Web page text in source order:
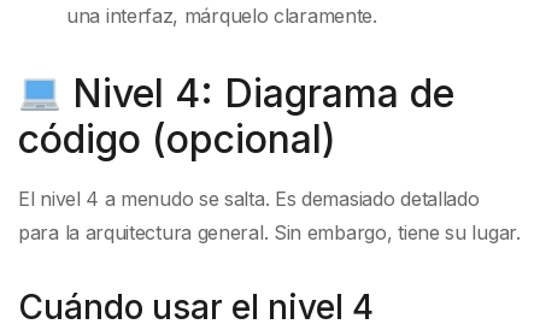
una interfaz, márquelo claramente.
Nivel 4: Diagrama de
código (opcional)
El nivel 4 a menudo se salta. Es demasiado detallado
para la arquitectura general. Sin embargo, tiene su lugar.
Cuándo usar el nivel 4